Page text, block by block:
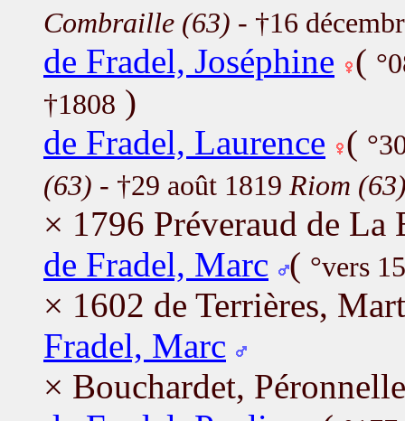
Combraille (63) - †16
de Fradel, Joséphine (
†1808 )
de Fradel, Laurence (
(63) - †29 août 1819 Riom
× 1796 Préveraud de La
de Fradel, Marc ( °vers
× 1602 de Terrières,
Fradel, Marc
× Bouchardet, Péronnelle